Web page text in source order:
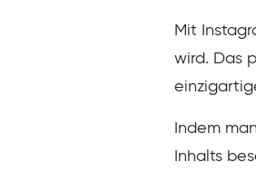
Mit
wird. Das
Indem
Inhalts